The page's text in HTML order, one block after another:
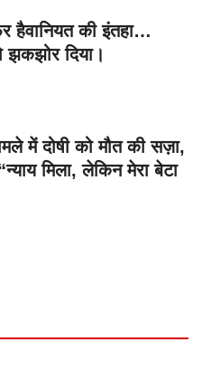
हैवानियत की इंतहा…
झकझोर दिया।
में दोषी को मौत की सज़ा,
मिला, लेकिन मेरा बेटा